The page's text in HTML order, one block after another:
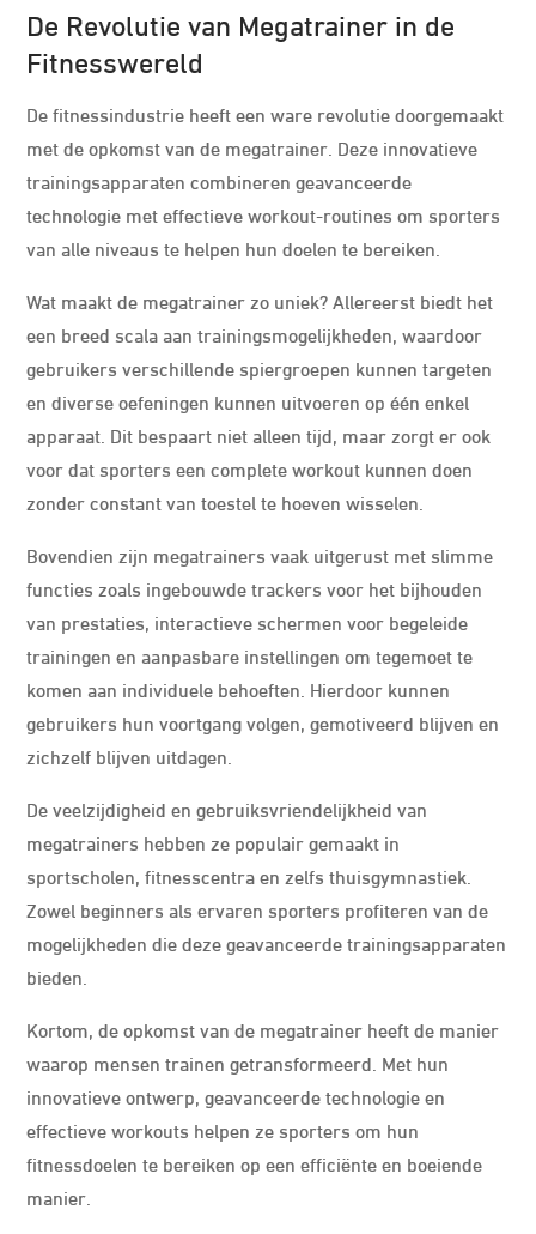
De Revolutie van Megatrainer in de
Fitnesswereld
De fitnessindustrie heeft een ware revolutie doorgemaakt
met de opkomst van de megatrainer. Deze innovatieve
trainingsapparaten combineren geavanceerde
technologie met effectieve workout-routines om sporters
van alle niveaus te helpen hun doelen te bereiken.
Wat maakt de megatrainer zo uniek? Allereerst biedt het
een breed scala aan trainingsmogelijkheden, waardoor
gebruikers verschillende spiergroepen kunnen targeten
en diverse oefeningen kunnen uitvoeren op één enkel
apparaat. Dit bespaart niet alleen tijd, maar zorgt er ook
voor dat sporters een complete workout kunnen doen
zonder constant van toestel te hoeven wisselen.
Bovendien zijn megatrainers vaak uitgerust met slimme
functies zoals ingebouwde trackers voor het bijhouden
van prestaties, interactieve schermen voor begeleide
trainingen en aanpasbare instellingen om tegemoet te
komen aan individuele behoeften. Hierdoor kunnen
gebruikers hun voortgang volgen, gemotiveerd blijven en
zichzelf blijven uitdagen.
De veelzijdigheid en gebruiksvriendelijkheid van
megatrainers hebben ze populair gemaakt in
sportscholen, fitnesscentra en zelfs thuisgymnastiek.
Zowel beginners als ervaren sporters profiteren van de
mogelijkheden die deze geavanceerde trainingsapparaten
bieden.
Kortom, de opkomst van de megatrainer heeft de manier
waarop mensen trainen getransformeerd. Met hun
innovatieve ontwerp, geavanceerde technologie en
effectieve workouts helpen ze sporters om hun
fitnessdoelen te bereiken op een efficiënte en boeiende
manier.